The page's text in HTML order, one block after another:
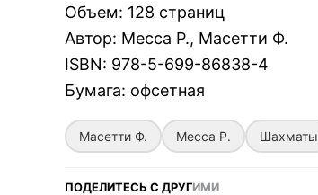
Объем: 128 страниц
Автор: Месса Р., Масетти Ф.
ISBN: 978-5-699-86838-4
Бумага: офсетная
Масетти Ф. Месса Р. Шахматы
ПОДЕЛИТЕСЬ С ДРУГИМИ